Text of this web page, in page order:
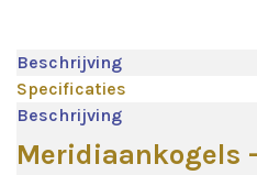
Beschrijving
Specificaties
Beschrijving
Meridiaankogels